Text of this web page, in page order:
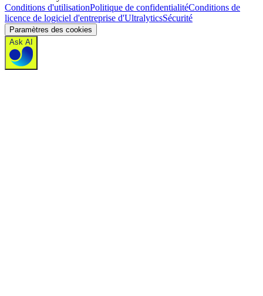
Conditions d'utilisationPolitique de confidentialitéConditions de
licence de logiciel d'entreprise d'UltralyticsSécurité
Paramètres des cookies
Ask AI